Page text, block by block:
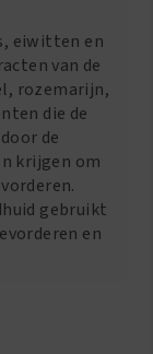
eiwitten en
van de
rozemarijn,
die de
de
krijgen om
gebruikt
en